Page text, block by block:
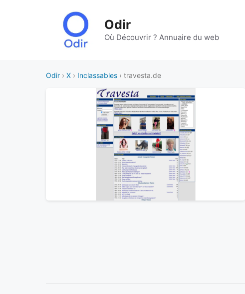
Odir
Où Découvrir ? Annuaire du web
Odir › X › Inclassables › travesta.de